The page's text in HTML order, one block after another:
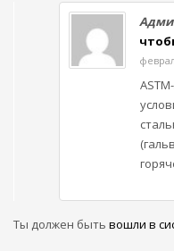
Ты должен быть вошли в